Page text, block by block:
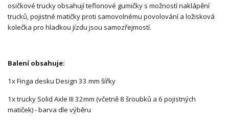
osičkové trucky obsahují teflonové gumičky s možností naklápění
trucků, pojistné matičky proti samovolnému povolování a ložisková
kolečka pro hladkou jízdu jsou samozřejmostí.
Balení obsahuje:
1x Finga desku Design 33 mm šířky
1x trucky Solid Axle III 32mm (včetně 8 šroubků a 6 pojistných
matiček) - barva dle výběru